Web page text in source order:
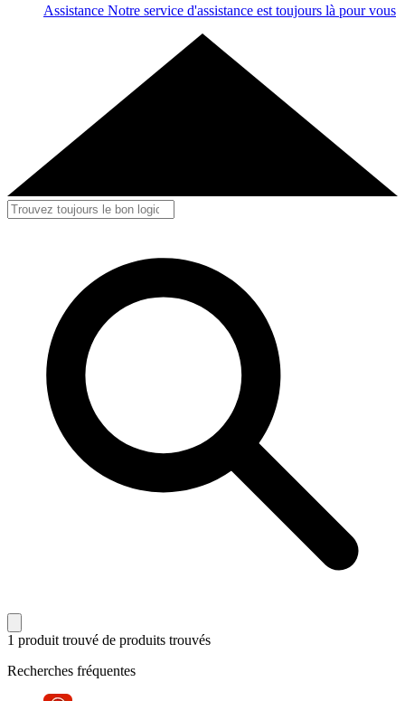
Assistance Notre service d'assistance est toujours là pour vous
1 produit trouvé de produits trouvés
Recherches fréquentes